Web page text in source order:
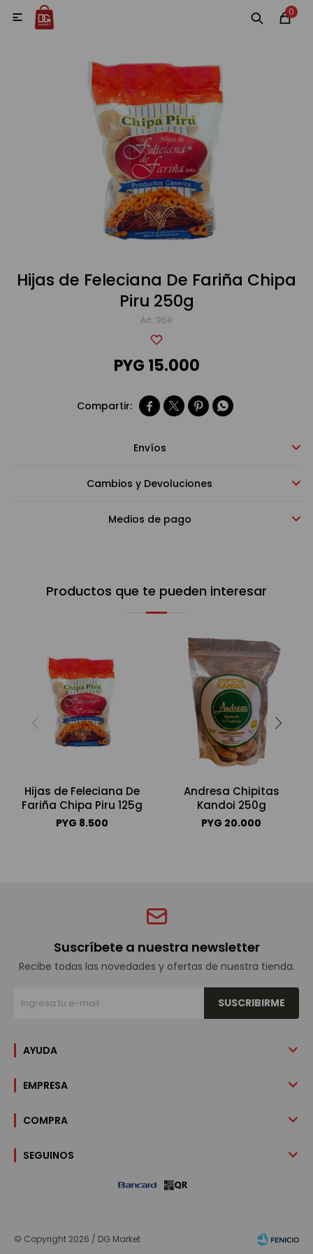
0

Hijas de Feleciana De Fariña Chipa
Piru 250g
958
PYG 15.000
   
Envíos
Cambios y Devoluciones
Medios de pago
Productos que te pueden interesar
Hijas de Feleciana De
Fariña Chipa Piru 125g
PYG 8.500
Andresa Chipitas
Kandoi 250g
PYG 20.000
Suscríbete a nuestra newsletter
Recibe todas las novedades y ofertas de nuestra tienda.
SUSCRIBIRME
AYUDA
EMPRESA
COMPRA
SEGUINOS
© Copyright 2026 / DG Market
MI CUENTA
Vinos, Champagne y Espumantes
Accesorios y regalos
Promociones